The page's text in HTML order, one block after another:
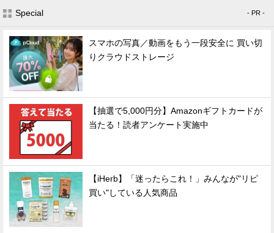
Special - PR -
スマホの写真／動画をもう一段安全に 買い切
りクラウドストレージ
【抽選で5,000円分】Amazonギフトカードが
当たる！読者アンケート実施中
【iHerb】「迷ったらこれ！」みんなが"リピ
買い"している人気商品